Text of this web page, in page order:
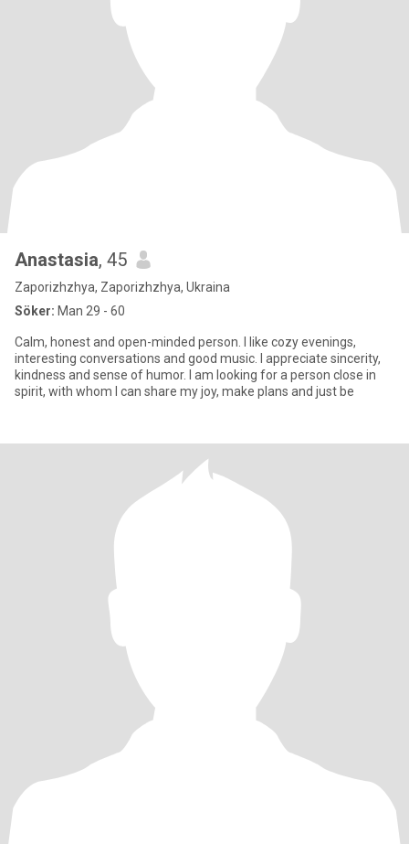
Anastasia, 45
Zaporizhzhya, Zaporizhzhya, Ukraina
Söker: Man 29 - 60
Calm, honest and open-minded person. I like cozy evenings,
interesting conversations and good music. I appreciate sincerity,
kindness and sense of humor. I am looking for a person close in
spirit, with whom I can share my joy, make plans and just be